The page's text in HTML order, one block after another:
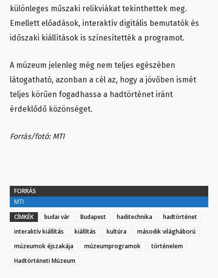
különleges műszaki relikviákat tekinthettek meg.
Emellett előadások, interaktív digitális bemutatók és
időszaki kiállítások is színesítették a programot.
A múzeum jelenleg még nem teljes egészében
látogatható, azonban a cél az, hogy a jövőben ismét
teljes körűen fogadhassa a hadtörténet iránt
érdeklődő közönséget.
Forrás/fotó: MTI
FORRÁS
MTI
CÍMKÉK
budai vár Budapest haditechnika
hadtörténet
interaktív kiállítás
kiállítás kultúra
második világháború
múzeumok éjszakája
múzeumprogramok
történelem
Hadtörténeti Múzeum